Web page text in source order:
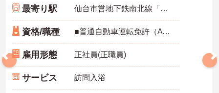
最寄り駅 仙台市営地下鉄南北線「八乙女駅」バス・車19分
資格/職種 ■普通自動車運転免許（AT限定可）
雇用形態 正社員(正職員)
サービス 訪問入浴